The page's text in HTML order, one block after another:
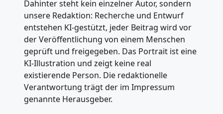
Dahinter steht kein einzelner Autor, sondern
unsere Redaktion: Recherche und Entwurf
entstehen KI-gestützt, jeder Beitrag wird vor
der Veröffentlichung von einem Menschen
geprüft und freigegeben. Das Portrait ist eine
KI-Illustration und zeigt keine real
existierende Person. Die redaktionelle
Verantwortung trägt der im Impressum
genannte Herausgeber.